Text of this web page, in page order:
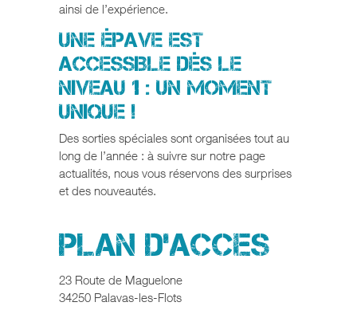
ainsi de l’expérience.
Une épave est
accessible dès le
niveau 1 : un moment
unique !
Des sorties spéciales sont organisées tout au
long de l’année : à suivre sur notre page
actualités, nous vous réservons des surprises
et des nouveautés.
PLAN D’ACCES
23 Route de Maguelone
34250 Palavas-les-Flots